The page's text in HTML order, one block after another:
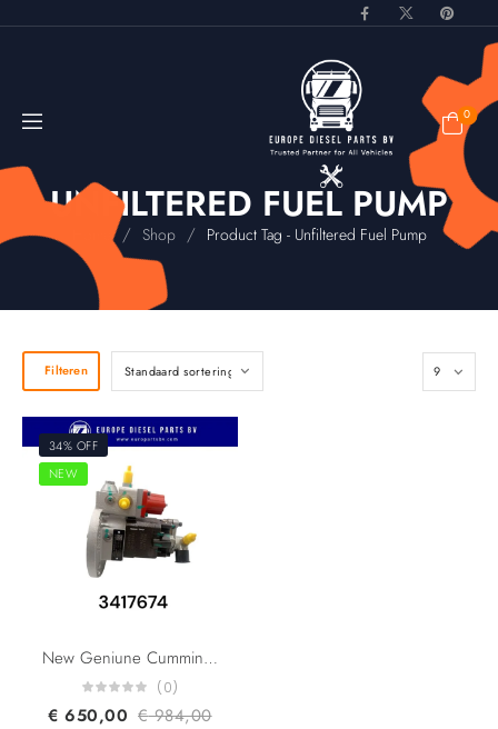
0
UNFILTERED FUEL PUMP
/ Shop / Product Tag - Unfiltered Fuel Pump
Filteren
34% OFF
NEW
New Geniune Cummins Unfiltered Fuel Systems Pump 3417674 Suitable For QSM11 ISM11 M11 N14 Engine
(0)
€ 650,00 €984,00